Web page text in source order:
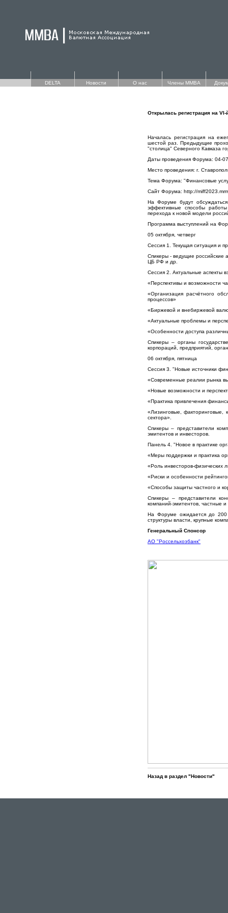
DELTA Новости О нас Члены ММВА
Открылась регистрация на
Началась регистрация на
шестой раз. Предыдущие
"столица" Северного Кавказа
Даты проведения Форума: 04-07
Место проведения: г.
Тема Форума: "Финансовые
Сайт Форума: http://
На Форуме будут
эффективные способы
перехода к новой модели
Программа выступлений на
05 октября, четверг
Сессия 1. Текущая ситуация и
Спикеры - ведущие российские
ЦБ РФ и др.
Сессия 2. Актуальные аспекты
«Перспективы и возможности
«Организация расчётного
процессов»
«Биржевой и внебиржевой
«Актуальные проблемы и
«Особенности доступа
Спикеры – органы
корпораций, предприятий,
06 октября, пятница
Сессия 3. "Новые источники
«Современные реалии рынка
«Новые возможности и
«Практика привлечения
«Лизинговые, факторинговые,
сектора».
Спикеры – представители
эмитентов и инвесторов.
Панель 4. "Новое в практике
«Меры поддержки и практика
«Роль инвесторов-
«Риски и особенности
«Способы защиты частного и
Спикеры – представители
компаний-эмитентов, частные
На Форуме ожидается до 200
структуры власти, крупные
Генеральный Спонсор
АО "Россельхозбанк"
Назад в раздел "Новости"